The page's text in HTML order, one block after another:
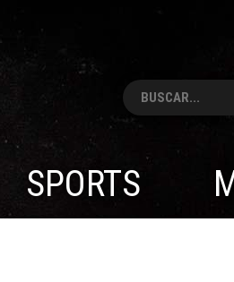
Pesquisar
SPORTS